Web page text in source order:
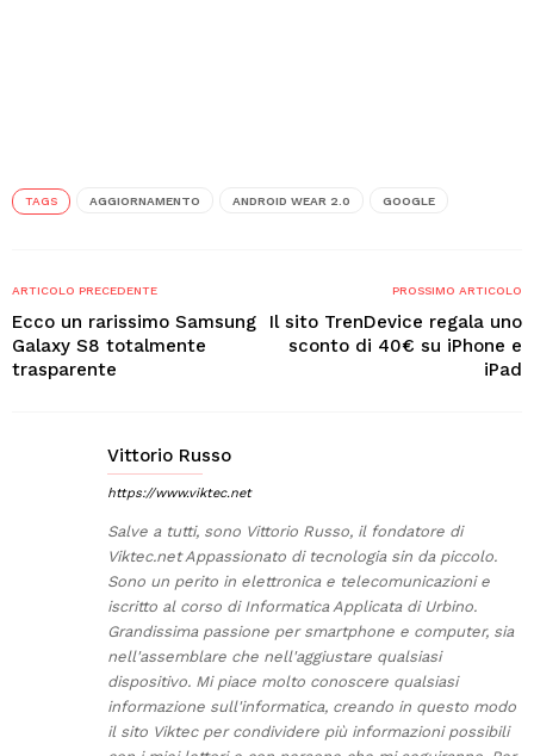
TAGS AGGIORNAMENTO ANDROID WEAR 2.0 GOOGLE
ARTICOLO PRECEDENTE
Ecco un rarissimo Samsung
Galaxy S8 totalmente
trasparente
PROSSIMO ARTICOLO
Il sito TrenDevice regala uno
sconto di 40€ su iPhone e
iPad
Vittorio Russo
https://www.viktec.net
Salve a tutti, sono Vittorio Russo, il fondatore di
Viktec.net Appassionato di tecnologia sin da piccolo.
Sono un perito in elettronica e telecomunicazioni e
iscritto al corso di Informatica Applicata di Urbino.
Grandissima passione per smartphone e computer, sia
nell'assemblare che nell'aggiustare qualsiasi
dispositivo. Mi piace molto conoscere qualsiasi
informazione sull'informatica, creando in questo modo
il sito Viktec per condividere più informazioni possibili